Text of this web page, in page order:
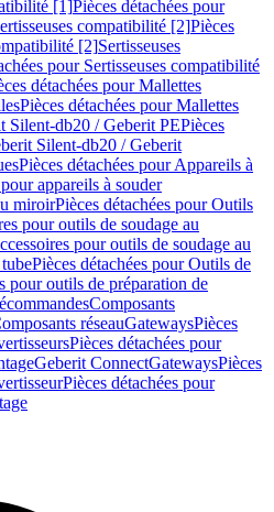
[1]Pièces détachées pour
compatibilité [2]Pièces
[2]Sertisseuses
pour Sertisseuses compatibilité
détachées pour Mallettes
Pièces détachées pour Mallettes
Silent-db20 / Geberit PEPièces
Silent-db20 / Geberit
Pièces détachées pour Appareils à
appareils à souder
miroirPièces détachées pour Outils
pour outils de soudage au
pour outils de soudage au
Pièces détachées pour Outils de
pour outils de préparation de
Composants
réseauGatewaysPièces
Pièces détachées pour
Geberit ConnectGatewaysPièces
Pièces détachées pour